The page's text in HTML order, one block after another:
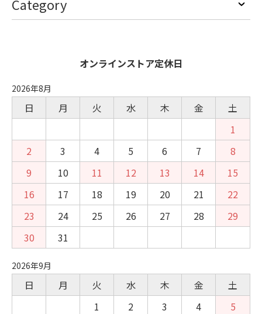
Category
オンラインストア定休日
2026年8月
日 月 火 水 木 金
土
1
2
3 4 5 6 7
8
9
10 11 12 13 14
15
16
17 18 19 20 21
22
23
24 25 26 27 28
29
30
31
2026年9月
日 月 火 水 木 金
土
1
2 3 4
5